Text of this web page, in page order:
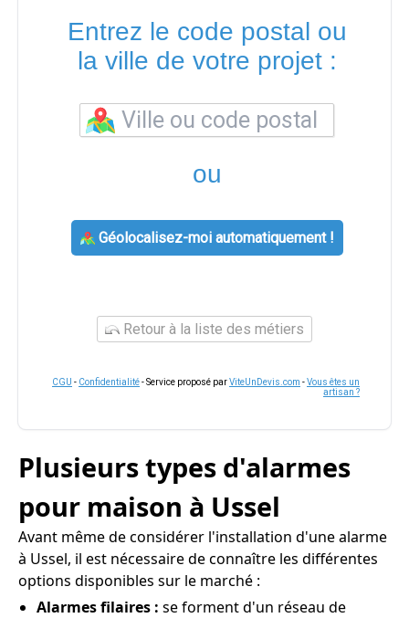
Entrez le code postal ou
la ville de votre projet :
ou
Géolocalisez-moi automatiquement !
Retour à la liste des métiers
CGU - Confidentialité- Service proposé parViteUnDevis.com -Vous êtes un
artisan ?
Plusieurs types d'alarmes
pour maison à Ussel
Avant même de considérer l'installation d'une alarme
à Ussel, il est nécessaire de connaître les différentes
options disponibles sur le marché :
Alarmes filaires : se forment d'un réseau de